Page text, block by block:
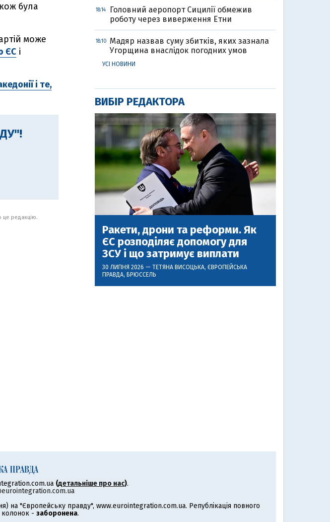
була
може
ЄС і
і те,
це редакцію.
18:14
Головний аеропорт Сицилії обмежив
роботу через виверження Етни
18:10
Мадяр назвав суму збитків, яких зазнала
Угорщина внаслідок погодних умов
УСІ НОВИНИ
ВИБІР РЕДАКТОРА
Ракети, дрони та реформи. Як
ЄС розподіляє допомогу для
ЗСУ і що затримує виплати
30 ЛИПНЯ 2026 — ТЕТЯНА ВИСОЦЬКА, ЄВРОПЕЙСЬКА
ПРАВДА, БРЮССЕЛЬ
(детальніше про нас).
на "Європейську правду", www.eurointegration.com.ua. Републікація повного
колонок - заборонена.